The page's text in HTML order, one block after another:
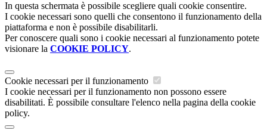
In questa schermata è possibile scegliere quali cookie consentire.
I cookie necessari sono quelli che consentono il funzionamento della
piattaforma e non è possibile disabilitarli.
Per conoscere quali sono i cookie necessari al funzionamento potete
visionare la COOKIE POLICY.
Cookie necessari per il funzionamento
I cookie necessari per il funzionamento non possono essere
disabilitati. È possibile consultare l'elenco nella pagina della cookie
policy.